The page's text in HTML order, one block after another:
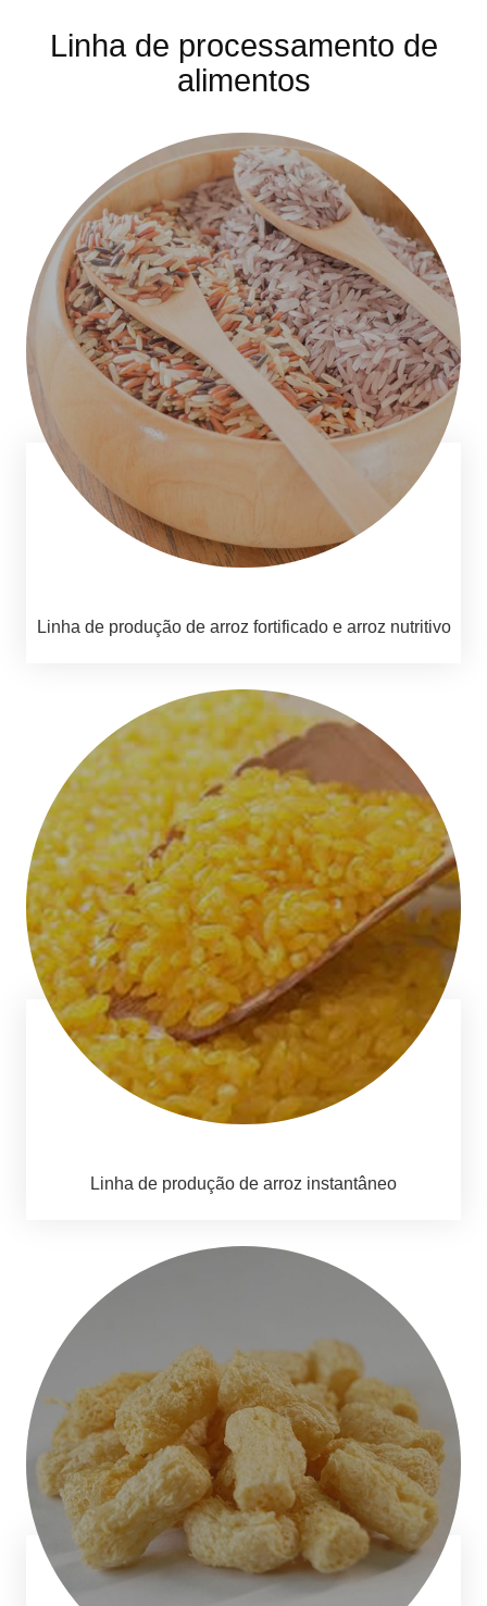
Linha de processamento de
alimentos
Linha de produção de arroz fortificado e arroz nutritivo
Linha de produção de arroz instantâneo